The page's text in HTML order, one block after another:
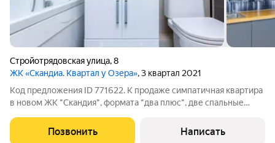
Стройотрядовская улица,8
ЖК «Скандиа. Квартал у Озера», 3 квартал 2021
Код предложения ID 771622. К продаже симпатичная квартира
в новом ЖК "Скандия", формата "два плюс", две спальные
ремонтом. Квартира находится в доме комфорт-класса с
грузовым лифтом, несмотря на
Позвонить Написать